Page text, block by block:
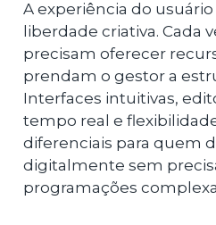
A experiência do
liberdade criativa. Cada
precisam oferecer
prendam o gestor a
Interfaces intuitivas,
tempo real e
diferenciais para quem
digitalmente sem
programações